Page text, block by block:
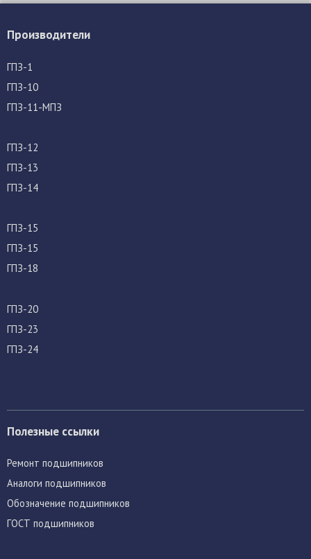
Производители
ГПЗ-1
ГПЗ-10
ГПЗ-11-МПЗ
ГПЗ-12
ГПЗ-13
ГПЗ-14
ГПЗ-15
ГПЗ-15
ГПЗ-18
ГПЗ-20
ГПЗ-23
ГПЗ-24
Полезные ссылки
Ремонт подшипников
Аналоги подшипников
Обозначение подшипников
ГОСТ подшипников